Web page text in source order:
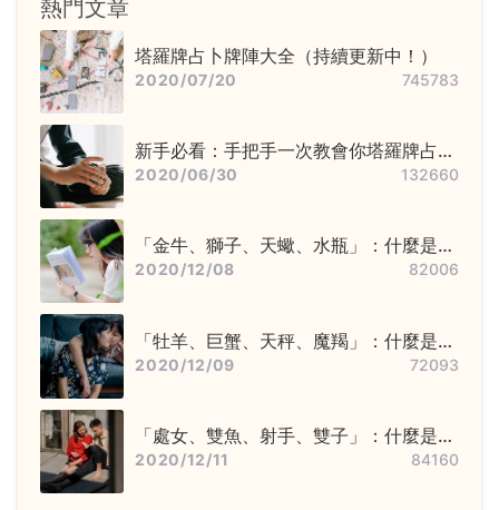
熱門文章
塔羅牌占卜牌陣大全（持續更新中！）
2020/07/20 745783
新手必看：手把手一次教會你塔羅牌占卜
步驟——洗牌＋切牌、抽牌、排牌陣！
2020/06/30 132660
「金牛、獅子、天蠍、水瓶」：什麼是固
定星座，他們又該怎麼追？
2020/12/08 82006
「牡羊、巨蟹、天秤、魔羯」：什麼是基
本星座，他們又該怎麼追？
2020/12/09 72093
「處女、雙魚、射手、雙子」：什麼是變
動星座，他們又該怎麼追？
2020/12/11 84160